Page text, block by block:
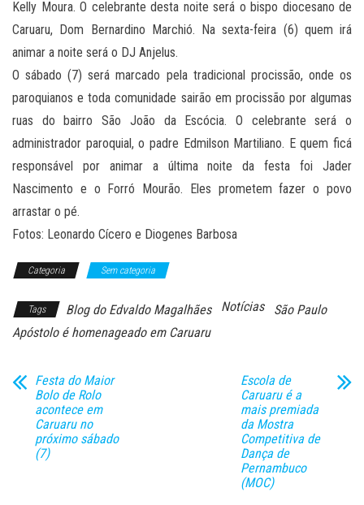
Kelly Moura. O celebrante desta noite será o bispo diocesano de
Caruaru, Dom Bernardino Marchió. Na sexta-feira (6) quem irá
animar a noite será o DJ Anjelus.
O sábado (7) será marcado pela tradicional procissão, onde os
paroquianos e toda comunidade sairão em procissão por algumas
ruas do bairro São João da Escócia. O celebrante será o
administrador paroquial, o padre Edmilson Martiliano. E quem ficá
responsável por animar a última noite da festa foi Jader
Nascimento e o Forró Mourão. Eles prometem fazer o povo
arrastar o pé.
Fotos: Leonardo Cícero e Diogenes Barbosa
Categoria Sem categoria
Tags Blog do Edvaldo Magalhães Notícias
São Paulo
Apóstolo é homenageado em Caruaru
Festa do Maior
Bolo de Rolo
acontece em
Caruaru no
próximo sábado
(7)
Escola de
Caruaru é a
mais premiada
da Mostra
Competitiva de
Dança de
Pernambuco
(MOC)